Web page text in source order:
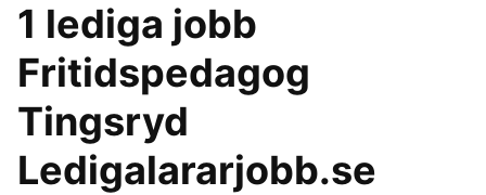
1 lediga jobb
Fritidspedagog
Tingsryd
Ledigalararjobb.se